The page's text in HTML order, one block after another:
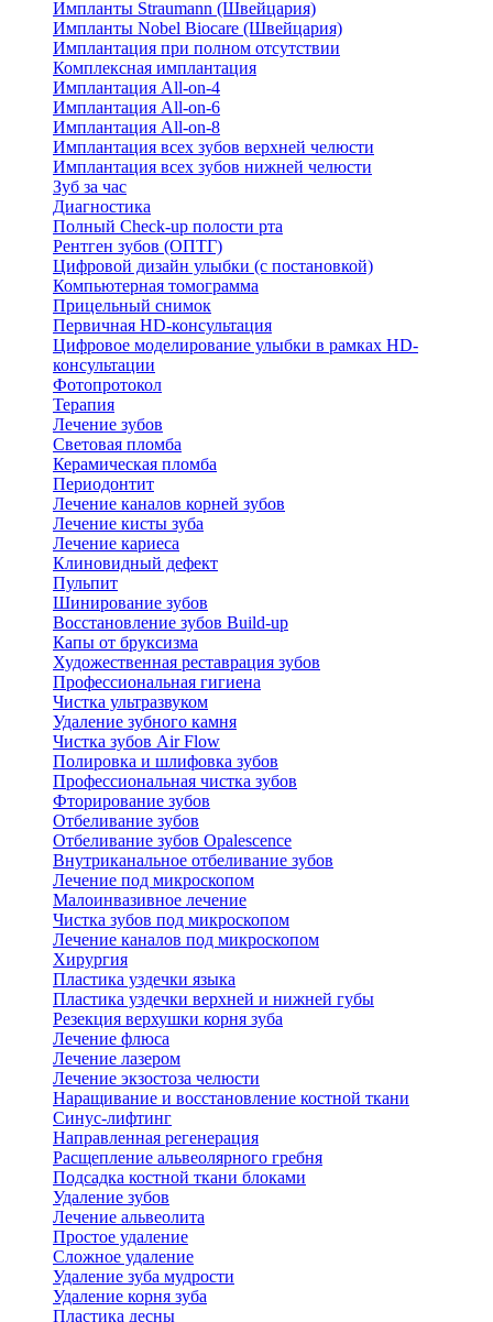
Импланты Straumann (Швейцария)
Импланты Nobel Biocare (Швейцария)
Имплантация при полном отсутствии
Комплексная имплантация
Имплантация All-on-4
Имплантация All-on-6
Имплантация All-on-8
Имплантация всех зубов верхней челюсти
Имплантация всех зубов нижней челюсти
Зуб за час
Диагностика
Полный Check-up полости рта
Рентген зубов (ОПТГ)
Цифровой дизайн улыбки (с постановкой)
Компьютерная томограмма
Прицельный снимок
Первичная HD-консультация
Цифровое моделирование улыбки в рамках HD-
консультации
Фотопротокол
Терапия
Лечение зубов
Световая пломба
Керамическая пломба
Периодонтит
Лечение каналов корней зубов
Лечение кисты зуба
Лечение кариеса
Клиновидный дефект
Пульпит
Шинирование зубов
Восстановление зубов Build-up
Капы от бруксизма
Художественная реставрация зубов
Профессиональная гигиена
Чистка ультразвуком
Удаление зубного камня
Чистка зубов Air Flow
Полировка и шлифовка зубов
Профессиональная чистка зубов
Фторирование зубов
Отбеливание зубов
Отбеливание зубов Opalescence
Внутриканальное отбеливание зубов
Лечение под микроскопом
Малоинвазивное лечение
Чистка зубов под микроскопом
Лечение каналов под микроскопом
Хирургия
Пластика уздечки языка
Пластика уздечки верхней и нижней губы
Резекция верхушки корня зуба
Лечение флюса
Лечение лазером
Лечение экзостоза челюсти
Наращивание и восстановление костной ткани
Синус-лифтинг
Направленная регенерация
Расщепление альвеолярного гребня
Подсадка костной ткани блоками
Удаление зубов
Лечение альвеолита
Простое удаление
Сложное удаление
Удаление зуба мудрости
Удаление корня зуба
Пластика десны